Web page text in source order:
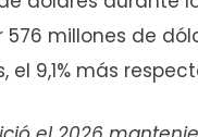
576 millones de
el 9,1% más